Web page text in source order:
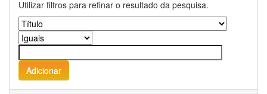
Utilizar filtros para refinar o resultado da pesquisa.